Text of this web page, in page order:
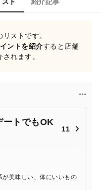
リストです。
ントを紹介すると店舗
れます。
ートでもOK
11
美味しい、体にいいもの